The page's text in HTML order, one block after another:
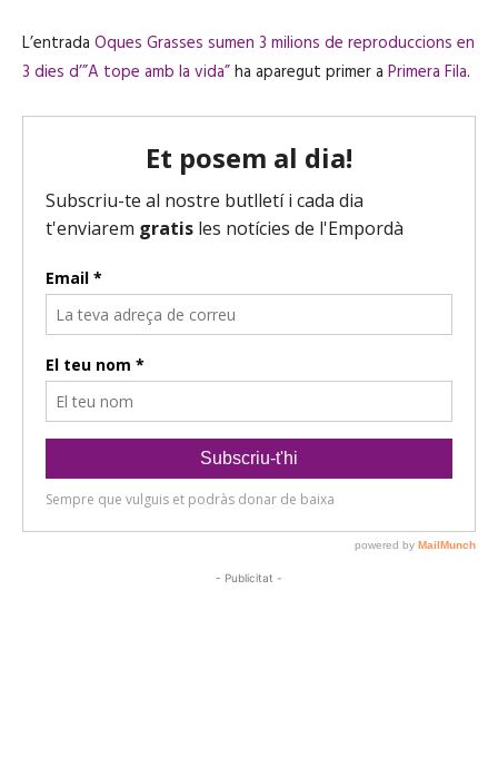
L’entrada Oques Grasses sumen 3 milions de reproduccions en
3 dies d’”A tope amb la vida”ha aparegut primer a Primera Fila.
- Publicitat -